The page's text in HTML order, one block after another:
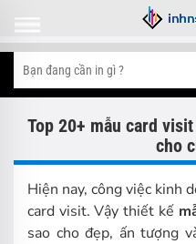
Top 20+ mẫu card
cho
Hiện nay, công việc kinh
card visit. Vậy thiết kế
sao cho đẹp, ấn tượng